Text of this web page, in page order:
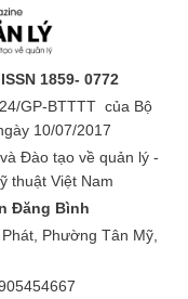
1859- 0772
GP-BTTTT của Bộ
10/07/2017
Đào tạo về quản lý -
thuật Việt Nam
Đăng Bình
Phường Tân Mỹ,